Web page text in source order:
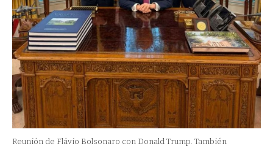
Reunión de Flávio Bolsonaro con Donald Trump. También